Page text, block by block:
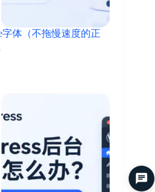
字体（不拖慢速度的正